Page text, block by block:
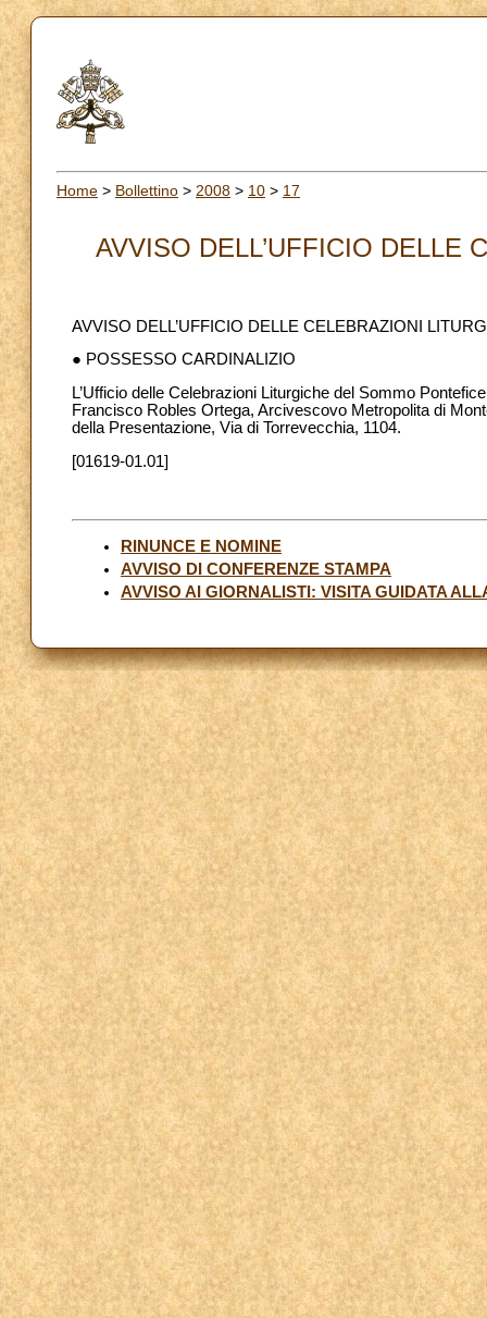
Home > Bollettino > 2008 > 10 > 17
AVVISO DELL’UFFICIO DELLE
AVVISO DELL’UFFICIO DELLE CELEBRAZIONI
● POSSESSO CARDINALIZIO
L’Ufficio delle Celebrazioni Liturgiche del Sommo
Francisco Robles Ortega, Arcivescovo Metropolita di
della Presentazione, Via di Torrevecchia, 1104.
[01619-01.01]
RINUNCE E NOMINE
AVVISO DI CONFERENZE STAMPA
AVVISO AI GIORNALISTI: VISITA GUIDATA